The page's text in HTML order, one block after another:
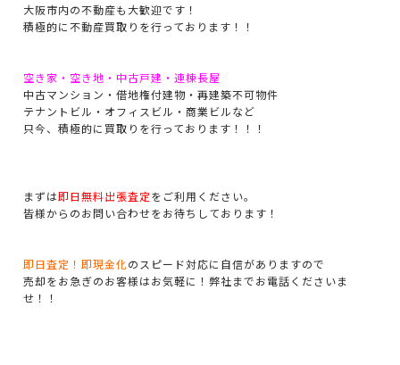
大阪市内の不動産も大歓迎です！
積極的に不動産買取りを行っております！！
空き家・空き地・中古戸建・連棟長屋
中古マンション・借地権付建物・再建築不可物件
テナントビル・オフィスビル・商業ビルなど
只今、積極的に買取りを行っております！！！
まずは即日無料出張査定をご利用ください。
皆様からのお問い合わせをお待ちしております！
即日査定！即現金化のスピード対応に自信がありますので
売却をお急ぎのお客様はお気軽に！弊社までお電話くださいま
せ！！